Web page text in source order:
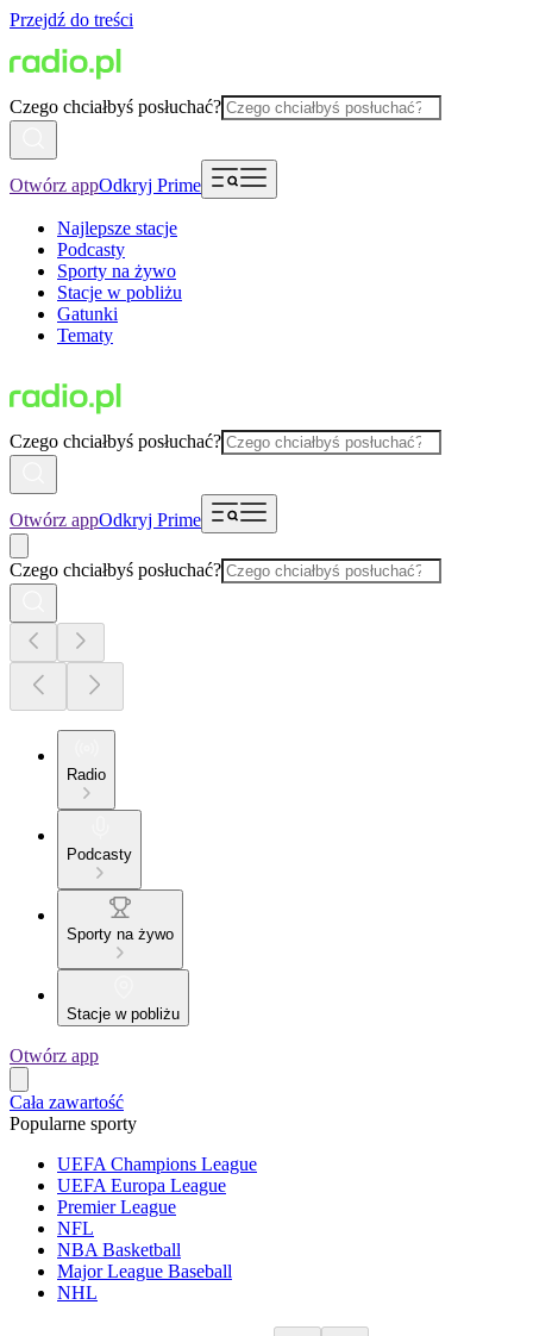
Przejdź do treści
Czego chciałbyś posłuchać?
Otwórz appOdkryj Prime
Najlepsze stacje
Podcasty
Sporty na żywo
Stacje w pobliżu
Gatunki
Tematy
Czego chciałbyś posłuchać?
Otwórz appOdkryj Prime
Czego chciałbyś posłuchać?
Radio
Podcasty
Sporty na żywo
Stacje w pobliżu
Otwórz app
Cała zawartość
Popularne sporty
UEFA Champions League
UEFA Europa League
Premier League
NFL
NBA Basketball
Major League Baseball
NHL